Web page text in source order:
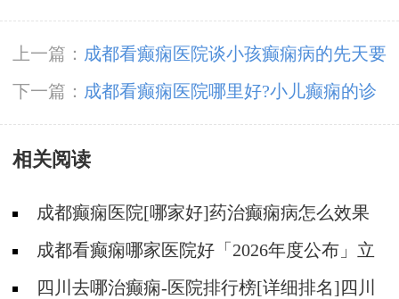
上一篇： 成都看癫痫医院谈小孩癫痫病的先天要
素有哪些?
下一篇： 成都看癫痫医院哪里好?小儿癫痫的诊
断症状有哪几类?
相关阅读
成都癫痫医院[哪家好]药治癫痫病怎么效果
好?成都看癫痫哪家医院好「2026年度公布」立
冬后癫痫病人应多注意什么?
四川去哪治癫痫-医院排行榜[详细排名]四川